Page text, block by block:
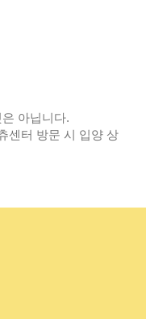
아닙니다.
센터 방문 시 입양 상